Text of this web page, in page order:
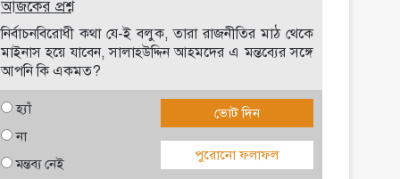
আজকের প্রশ্ন
নির্বাচনবিরোধী কথা যে-ই বলুক, তারা রাজনীতির মাঠ থেকে
মাইনাস হয়ে যাবেন, সালাহউদ্দিন আহমদের এ মন্তব্যের সঙ্গে
আপনি কি একমত?
হ্যাঁ
না
মন্তব্য নেই
ভোট দিন
পুরোনো ফলাফল